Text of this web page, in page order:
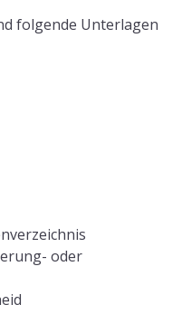
folgende Unterlagen
oder